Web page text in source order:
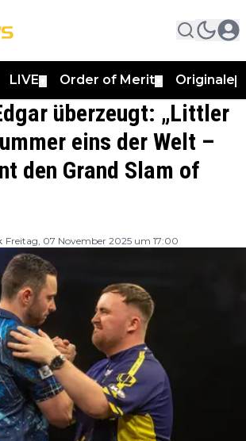
LIVE Order of Merit Originale
überzeugt: „Littler
eins der Welt –
den Grand Slam of
Freitag, 07 November 2025 um 17:00